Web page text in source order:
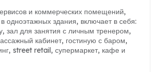
и коммерческих помещений,
одноэтажных здания, включает в себя:
зал для занятия с личным тренером,
кабинет, гостиную с баром,
street retail, супермаркет, кафе и